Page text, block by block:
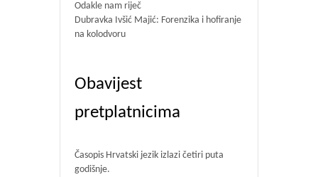
Odakle nam riječ
Dubravka Ivšić Majić: Forenzika i hofiranje
na kolodvoru
Obavijest
pretplatnicima
Časopis Hrvatski jezik izlazi četiri puta
godišnje.